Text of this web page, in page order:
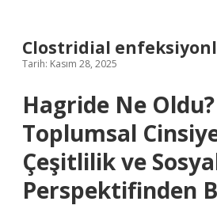
Clostridial
Tarih: Kasım 28, 2025
Hagride Ne Oldu?
Toplumsal
Çeşitlilik ve
Perspektifinden